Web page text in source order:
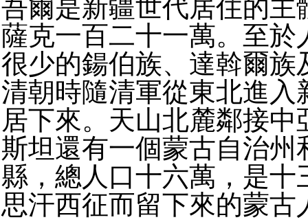
吾爾是新疆世代居住的主
薩克一百二十一萬。至於
很少的鍚伯族、達斡爾族
清朝時隨清軍從東北進入
居下來。天山北麓鄰接中
斯坦還有一個蒙古自治州
縣，總人口十六萬，是十
思汗西征而留下來的蒙古